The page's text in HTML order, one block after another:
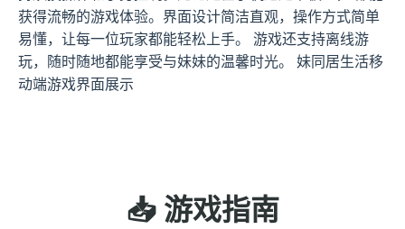
获得流畅的游戏体验。界面设计简洁直观，操作方式简单
易懂，让每一位玩家都能轻松上手。 游戏还支持离线游
玩，随时随地都能享受与妹妹的温馨时光。 妹同居生活移
动端游戏界面展示
📥 游戏指南